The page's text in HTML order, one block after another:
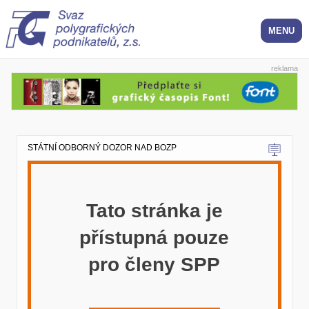
reklama
STÁTNÍ ODBORNÝ DOZOR NAD BOZP
Tato stránka je
přístupná pouze
pro členy SPP